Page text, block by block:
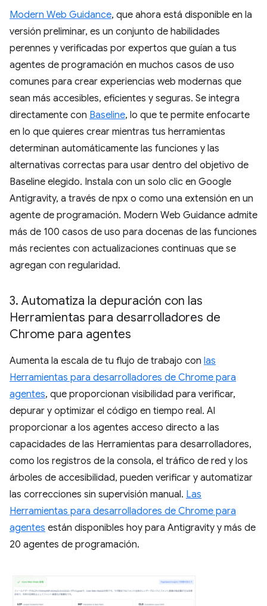
Modern Web Guidance, que ahora está disponible en la
versión preliminar, es un conjunto de habilidades
perennes y verificadas por expertos que guían a tus
agentes de programación en muchos casos de uso
comunes para crear experiencias web modernas que
sean más accesibles, eficientes y seguras. Se integra
directamente con Baseline, lo que te permite enfocarte
en lo que quieres crear mientras tus herramientas
determinan automáticamente las funciones y las
alternativas correctas para usar dentro del objetivo de
Baseline elegido. Instala con un solo clic en Google
Antigravity, a través de npx o como una extensión en un
agente de programación. Modern Web Guidance admite
más de 100 casos de uso para docenas de las funciones
más recientes con actualizaciones continuas que se
agregan con regularidad.
3. Automatiza la depuración con las
Herramientas para desarrolladores de
Chrome para agentes
Aumenta la escala de tu flujo de trabajo con las
Herramientas para desarrolladores de Chrome para
agentes, que proporcionan visibilidad para verificar,
depurar y optimizar el código en tiempo real. Al
proporcionar a los agentes acceso directo a las
capacidades de las Herramientas para desarrolladores,
como los registros de la consola, el tráfico de red y los
árboles de accesibilidad, pueden verificar y automatizar
las correcciones sin supervisión manual. Las
Herramientas para desarrolladores de Chrome para
agentes están disponibles hoy para Antigravity y más de
20 agentes de programación.